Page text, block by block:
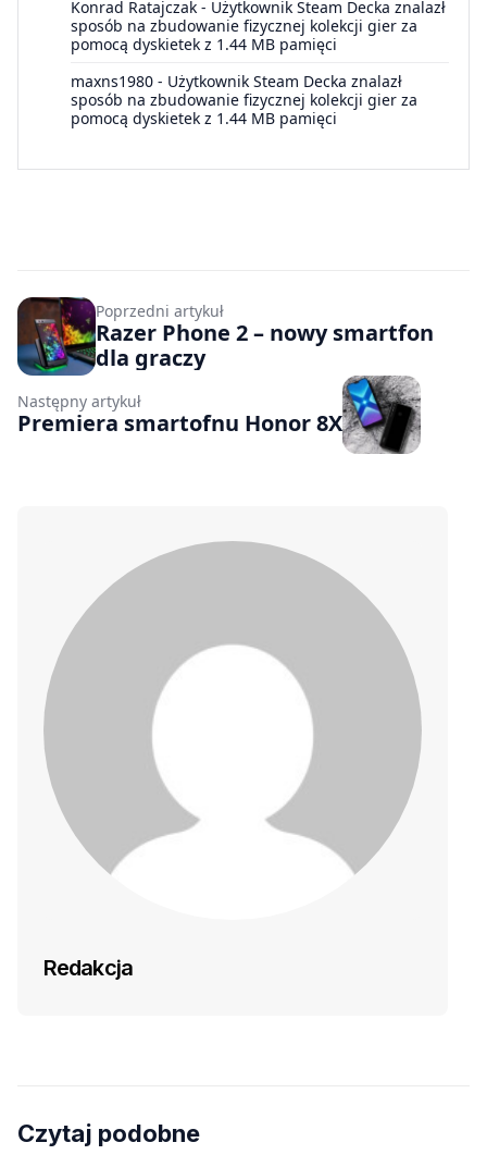
Konrad Ratajczak - Użytkownik Steam Decka znalazł
sposób na zbudowanie fizycznej kolekcji gier za
pomocą dyskietek z 1.44 MB pamięci
maxns1980 - Użytkownik Steam Decka znalazł
sposób na zbudowanie fizycznej kolekcji gier za
pomocą dyskietek z 1.44 MB pamięci
Poprzedni artykuł
Razer Phone 2 – nowy smartfon
dla graczy
Następny artykuł
Premiera smartofnu Honor 8X
Redakcja
Czytaj podobne